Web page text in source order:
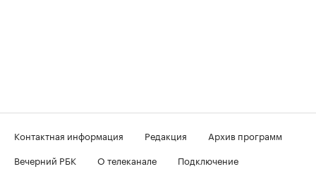
Контактная информация Редакция
Архив программ
Вечерний РБК
О телеканале
Подключение